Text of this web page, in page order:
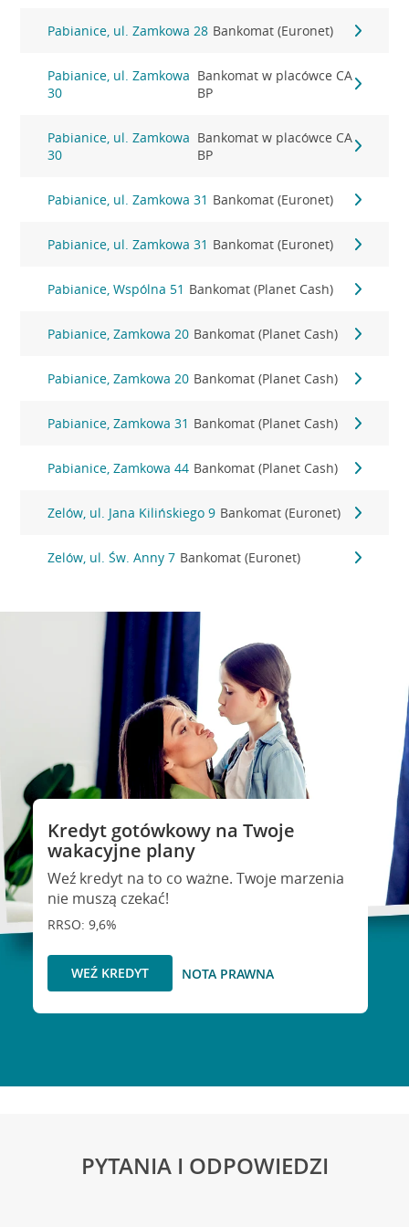
Pabianice, ul. Zamkowa 28 Bankomat (Euronet)
Pabianice, ul. Zamkowa
30
Bankomat w placówce CA
BP
Pabianice, ul. Zamkowa
30
Bankomat w placówce CA
BP
Pabianice, ul. Zamkowa 31 Bankomat (Euronet)
Pabianice, ul. Zamkowa 31 Bankomat (Euronet)
Pabianice, Wspólna 51 Bankomat (Planet Cash)
Pabianice, Zamkowa 20 Bankomat (Planet Cash)
Pabianice, Zamkowa 20 Bankomat (Planet Cash)
Pabianice, Zamkowa 31 Bankomat (Planet Cash)
Pabianice, Zamkowa 44 Bankomat (Planet Cash)
Zelów, ul. Jana Kilińskiego 9 Bankomat (Euronet)
Zelów, ul. Św. Anny 7 Bankomat (Euronet)
Kredyt gotówkowy na Twoje
wakacyjne plany
Weź kredyt na to co ważne. Twoje marzenia
nie muszą czekać!
RRSO: 9,6%
WEŹ KREDYT NOTA PRAWNA
PYTANIA I ODPOWIEDZI